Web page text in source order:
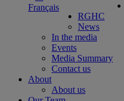
Français
RGHC
News
In the media
Events
Media Summary
Contact us
About
About us